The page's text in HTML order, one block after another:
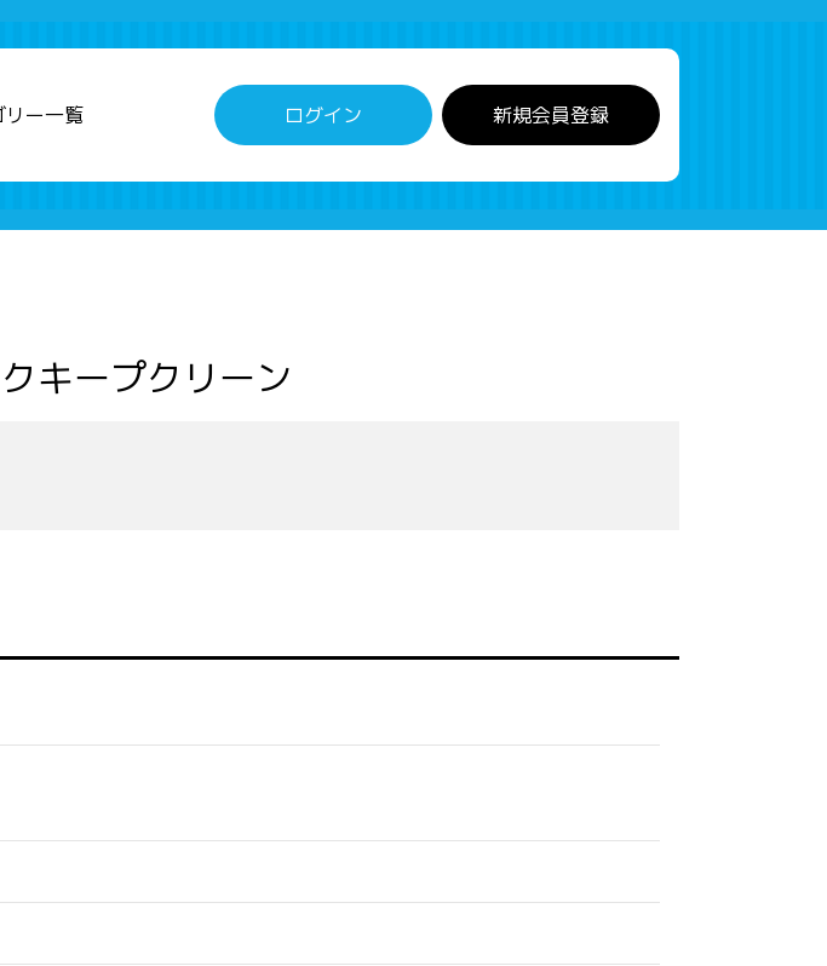
リー一覧 ログイン 新規会員登録
キープクリーン